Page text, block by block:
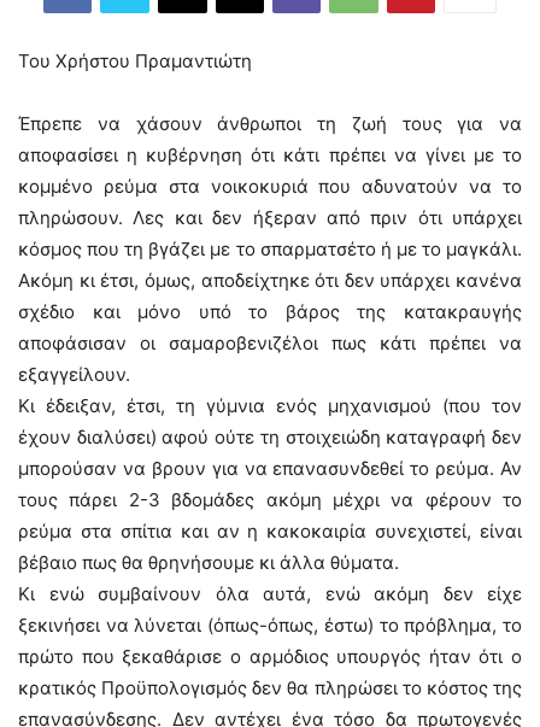
Του Χρήστου Πραμαντιώτη
Έπρεπε να χάσουν άνθρωποι τη ζωή τους για να
αποφασίσει η κυβέρνηση ότι κάτι πρέπει να γίνει με το
κομμένο ρεύμα στα νοικοκυριά που αδυνατούν να το
πληρώσουν. Λες και δεν ήξεραν από πριν ότι υπάρχει
κόσμος που τη βγάζει με το σπαρματσέτο ή με το μαγκάλι.
Ακόμη κι έτσι, όμως, αποδείχτηκε ότι δεν υπάρχει κανένα
σχέδιο και μόνο υπό το βάρος της κατακραυγής
αποφάσισαν οι σαμαροβενιζέλοι πως κάτι πρέπει να
εξαγγείλουν.
Κι έδειξαν, έτσι, τη γύμνια ενός μηχανισμού (που τον
έχουν διαλύσει) αφού ούτε τη στοιχειώδη καταγραφή δεν
μπορούσαν να βρουν για να επανασυνδεθεί το ρεύμα. Αν
τους πάρει 2-3 βδομάδες ακόμη μέχρι να φέρουν το
ρεύμα στα σπίτια και αν η κακοκαιρία συνεχιστεί, είναι
βέβαιο πως θα θρηνήσουμε κι άλλα θύματα.
Κι ενώ συμβαίνουν όλα αυτά, ενώ ακόμη δεν είχε
ξεκινήσει να λύνεται (όπως-όπως, έστω) το πρόβλημα, το
πρώτο που ξεκαθάρισε ο αρμόδιος υπουργός ήταν ότι ο
κρατικός Προϋπολογισμός δεν θα πληρώσει το κόστος της
επανασύνδεσης. Δεν αντέχει ένα τόσο δα πρωτογενές